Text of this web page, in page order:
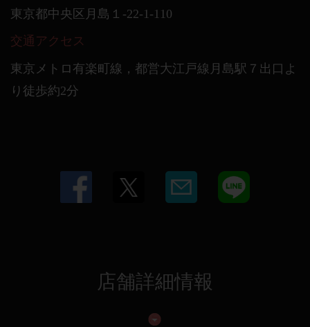
東京都中央区月島１-22-1-110
交通アクセス
東京メトロ有楽町線，都営大江戸線月島駅７出口よ
り徒歩約2分
店舗詳細情報